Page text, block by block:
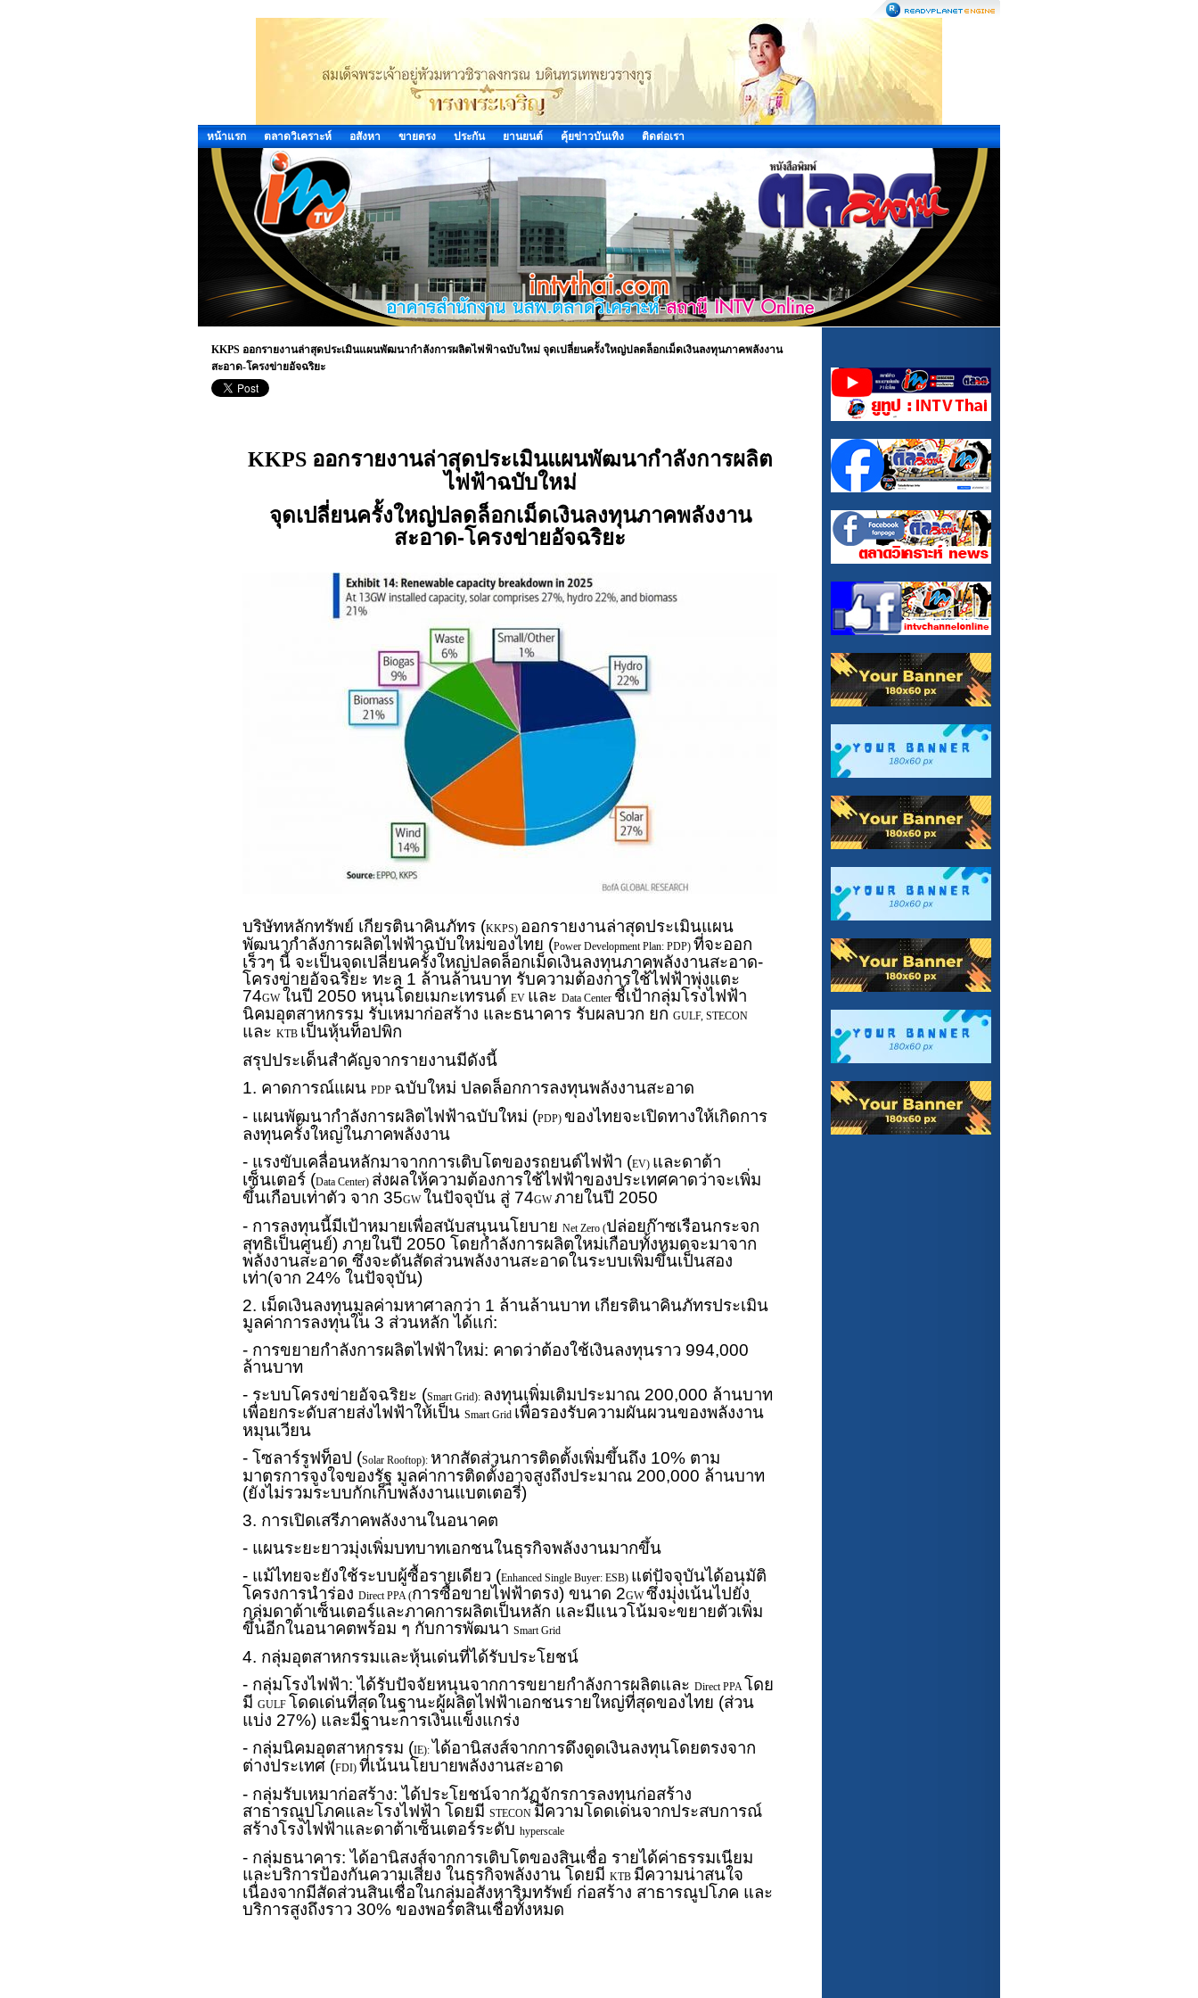
หน้าแรก ตลาดวิเคราะห์ อสังหา ขายตรง ประกัน ยานยนต์ คุ้ยข่าวบันเทิง ติดต่อเรา
KKPS ออกรายงานล่าสุดประเมินแผนพัฒนากำลังการผลิตไฟฟ้าฉบับใหม่ จุดเปลี่ยนครั้งใหญ่ปลดล็อกเม็ดเงินลงทุนภาคพลังงาน
สะอาด-โครงข่ายอัจฉริยะ
KKPS ออกรายงานล่าสุดประเมินแผนพัฒนากำลังการผลิต
ไฟฟ้าฉบับใหม่
จุดเปลี่ยนครั้งใหญ่ปลดล็อกเม็ดเงินลงทุนภาคพลังงาน
สะอาด-โครงข่ายอัจฉริยะ
บริษัทหลักทรัพย์ เกียรตินาคินภัทร (KKPS) ออกรายงานล่าสุดประเมินแผน
พัฒนากำลังการผลิตไฟฟ้าฉบับใหม่ของไทย (Power Development Plan: PDP) ที่จะออก
เร็วๆ นี้ จะเป็นจุดเปลี่ยนครั้งใหญ่ปลดล็อกเม็ดเงินลงทุนภาคพลังงานสะอาด-
โครงข่ายอัจฉริยะ ทะลุ 1 ล้านล้านบาท รับความต้องการใช้ไฟฟ้าพุ่งแตะ
74GWในปี 2050 หนุนโดยเมกะเทรนด์ EV และ Data Center ชี้เป้ากลุ่มโรงไฟฟ้า
นิคมอุตสาหกรรม รับเหมาก่อสร้าง และธนาคาร รับผลบวก ยก GULF, STECON
และ KTB เป็นหุ้นท็อปพิก
สรุปประเด็นสำคัญจากรายงานมีดังนี้
1. คาดการณ์แผน PDP ฉบับใหม่ ปลดล็อกการลงทุนพลังงานสะอาด
- แผนพัฒนากำลังการผลิตไฟฟ้าฉบับใหม่ (PDP) ของไทยจะเปิดทางให้เกิดการ
ลงทุนครั้งใหญ่ในภาคพลังงาน
- แรงขับเคลื่อนหลักมาจากการเติบโตของรถยนต์ไฟฟ้า (EV) และดาต้า
เซ็นเตอร์ (Data Center) ส่งผลให้ความต้องการใช้ไฟฟ้าของประเทศคาดว่าจะเพิ่ม
ขึ้นเกือบเท่าตัว จาก 35GWในปัจจุบัน สู่ 74GWภายในปี 2050
- การลงทุนนี้มีเป้าหมายเพื่อสนับสนุนนโยบาย Net Zero (ปล่อยก๊าซเรือนกระจก
สุทธิเป็นศูนย์) ภายในปี 2050 โดยกำลังการผลิตใหม่เกือบทั้งหมดจะมาจาก
พลังงานสะอาด ซึ่งจะดันสัดส่วนพลังงานสะอาดในระบบเพิ่มขึ้นเป็นสอง
เท่า(จาก 24% ในปัจจุบัน)
2. เม็ดเงินลงทุนมูลค่ามหาศาลกว่า 1 ล้านล้านบาท เกียรตินาคินภัทรประเมิน
มูลค่าการลงทุนใน 3 ส่วนหลัก ได้แก่:
- การขยายกำลังการผลิตไฟฟ้าใหม่: คาดว่าต้องใช้เงินลงทุนราว 994,000
ล้านบาท
- ระบบโครงข่ายอัจฉริยะ (Smart Grid): ลงทุนเพิ่มเติมประมาณ 200,000 ล้านบาท
เพื่อยกระดับสายส่งไฟฟ้าให้เป็น Smart Grid เพื่อรองรับความผันผวนของพลังงาน
หมุนเวียน
- โซลาร์รูฟท็อป (Solar Rooftop): หากสัดส่วนการติดตั้งเพิ่มขึ้นถึง 10% ตาม
มาตรการจูงใจของรัฐ มูลค่าการติดตั้งอาจสูงถึงประมาณ 200,000 ล้านบาท
(ยังไม่รวมระบบกักเก็บพลังงานแบตเตอรี่)
3. การเปิดเสรีภาคพลังงานในอนาคต
- แผนระยะยาวมุ่งเพิ่มบทบาทเอกชนในธุรกิจพลังงานมากขึ้น
- แม้ไทยจะยังใช้ระบบผู้ซื้อรายเดียว (Enhanced Single Buyer: ESB) แต่ปัจจุบันได้อนุมัติ
โครงการนำร่อง Direct PPA (การซื้อขายไฟฟ้าตรง) ขนาด 2GWซึ่งมุ่งเน้นไปยัง
กลุ่มดาต้าเซ็นเตอร์และภาคการผลิตเป็นหลัก และมีแนวโน้มจะขยายตัวเพิ่ม
ขึ้นอีกในอนาคตพร้อม ๆ กับการพัฒนา Smart Grid
4. กลุ่มอุตสาหกรรมและหุ้นเด่นที่ได้รับประโยชน์
- กลุ่มโรงไฟฟ้า: ได้รับปัจจัยหนุนจากการขยายกำลังการผลิตและ Direct PPAโดย
มี GULF โดดเด่นที่สุดในฐานะผู้ผลิตไฟฟ้าเอกชนรายใหญ่ที่สุดของไทย (ส่วน
แบ่ง 27%) และมีฐานะการเงินแข็งแกร่ง
- กลุ่มนิคมอุตสาหกรรม (IE): ได้อานิสงส์จากการดึงดูดเงินลงทุนโดยตรงจาก
ต่างประเทศ (FDI) ที่เน้นนโยบายพลังงานสะอาด
- กลุ่มรับเหมาก่อสร้าง: ได้ประโยชน์จากวัฏจักรการลงทุนก่อสร้าง
สาธารณูปโภคและโรงไฟฟ้า โดยมี STECON มีความโดดเด่นจากประสบการณ์
สร้างโรงไฟฟ้าและดาต้าเซ็นเตอร์ระดับ hyperscale
- กลุ่มธนาคาร: ได้อานิสงส์จากการเติบโตของสินเชื่อ รายได้ค่าธรรมเนียม
และบริการป้องกันความเสี่ยง ในธุรกิจพลังงาน โดยมี KTB มีความน่าสนใจ
เนื่องจากมีสัดส่วนสินเชื่อในกลุ่มอสังหาริมทรัพย์ ก่อสร้าง สาธารณูปโภค และ
บริการสูงถึงราว 30% ของพอร์ตสินเชื่อทั้งหมด